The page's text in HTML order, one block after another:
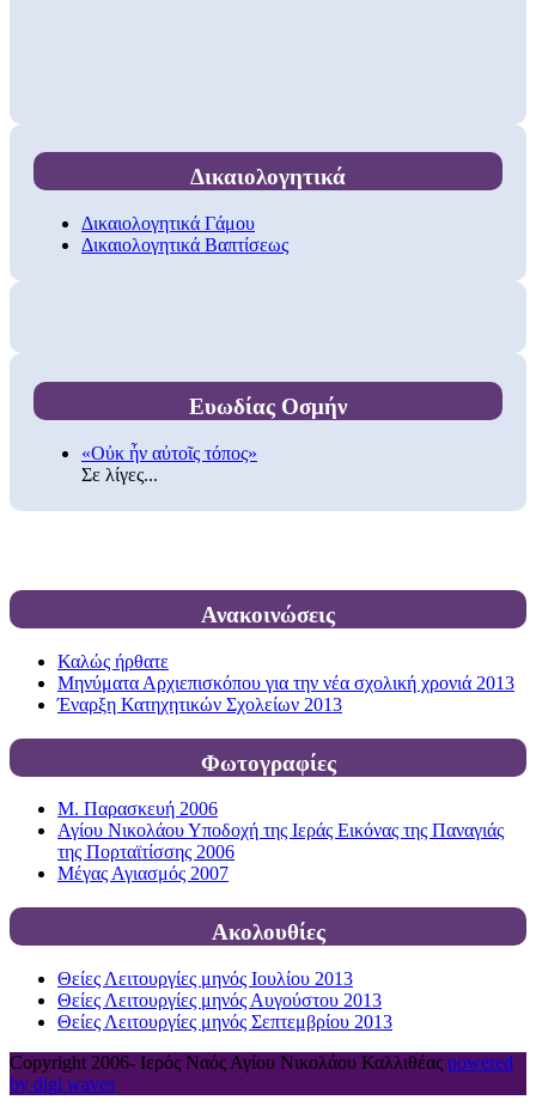
Δικαιολογητικά
Δικαιολογητικά Γάμου
Δικαιολογητικά Βαπτίσεως
Ευωδίας Οσμήν
«Οὐκ ἦν αὐτοῖς τόπος»
Σε λίγες...
Ανακοινώσεις
Καλώς ήρθατε
Μηνύματα Αρχιεπισκόπου για την νέα σχολική χρονιά 2013
Έναρξη Κατηχητικών Σχολείων 2013
Φωτογραφίες
Μ. Παρασκευή 2006
Αγίου Νικολάου Υποδοχή της Ιεράς Εικόνας της Παναγιάς
της Πορταϊτίσσης 2006
Μέγας Αγιασμός 2007
Ακολουθίες
Θείες Λειτουργίες μηνός Ιουλίου 2013
Θείες Λειτουργίες μηνός Αυγούστου 2013
Θείες Λειτουργίες μηνός Σεπτεμβρίου 2013
Copyright 2006- Ιερός Ναός Αγίου Νικολάου Καλλιθέας powered
by digi waves